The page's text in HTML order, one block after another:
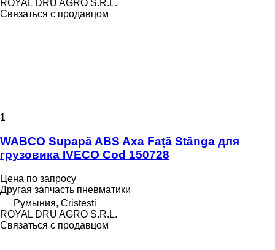
ROYAL DRU AGRO S.R.L.
Связаться с продавцом
1
WABCO Supapă ABS Axa Față Stânga для
грузовика IVECO Cod 150728
Цена по запросу
Другая запчасть пневматики
Румыния, Cristesti
ROYAL DRU AGRO S.R.L.
Связаться с продавцом